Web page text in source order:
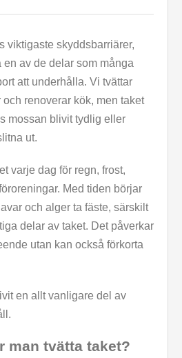
viktigaste skyddsbarriärer,
en av de delar som många
att underhålla. Vi tvättar
renoverar kök, men taket
mossan blivit tydlig eller
ut.
varje dag för regn, frost,
Med tiden börjar
och alger ta fäste, särskilt
delar av taket. Det påverkar
utan kan också förkorta
en allt vanligare del av
man tvätta taket?